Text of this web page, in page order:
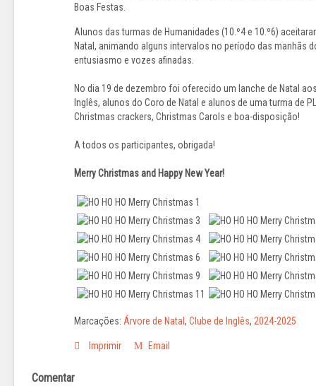
Boas Festas.
Alunos das turmas de Humanidades (10.º4 e 10.º6)
Natal, animando alguns intervalos no período das manhãs
entusiasmo e vozes afinadas.
No dia 19 de dezembro foi oferecido um lanche de Natal
Inglês, alunos do Coro de Natal e alunos de uma turma de
Christmas crackers, Christmas Carols e boa-disposição!
A todos os participantes, obrigada!
Merry Christmas and Happy New Year!
Marcações: Árvore de Natal, Clube de Inglês, 2024-2025
Imprimir Email
Comentar